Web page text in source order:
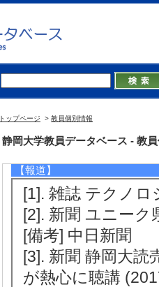
トップページ > 教員個別情報
静岡大学教員データベース - 教
[備考] 浜松キャン
[4]. 講習会 学びの
[備考] 鳥取県立鳥
[5]. 講習会 浜松市
[内容] これからの
[備考] 浜松市教育
【報道】
[1]. 雑誌 テクノ
[2]. 新聞 ユニー
[備考] 中日新聞
[3]. 新聞 静岡大
が熱心に聴講